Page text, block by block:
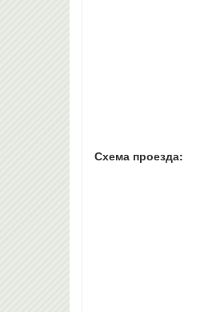
Схема проезда: